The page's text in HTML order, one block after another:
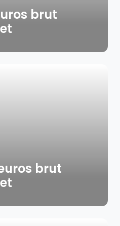
brut
brut